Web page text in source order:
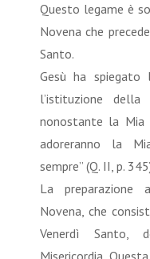
Questo legame è
Novena che
Santo.
Gesù ha
l’istituzione della
nonostante la Mia
adoreranno la
sempre” (Q. II, p.
La
Novena, che
Venerdì Santo,